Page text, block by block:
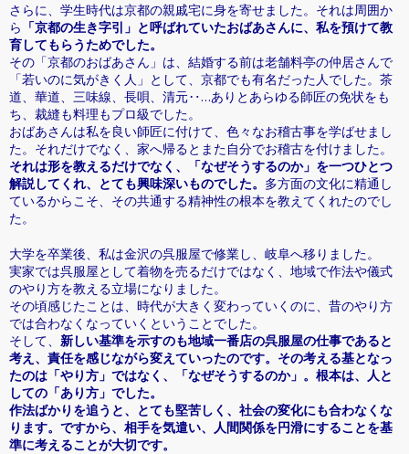
さらに、学生時代は京都の親戚宅に身を寄せました。それは周囲か
ら 「京都の生き字引」と呼ばれていたおばあさんに、私を預けて教
育してもらうためでした。
その「京都のおばあさん」は、結婚する前は老舗料亭の仲居さんで
「若いのに気がきく人」として、京都でも有名だった人でした。茶
道、華道、三味線、長唄、清元‥…ありとあらゆる師匠の免状をも
ち、裁縫も料理もプロ級でした。
おばあさんは私を良い師匠に付けて、色々なお稽古事を学ばせまし
た。それだけでなく、家へ帰るとまた自分でお稽古を付けました。
それは形を教えるだけでなく、「なぜそうするのか」を一つひとつ
解説してくれ、とても興味深いものでした。 多方面の文化に精通し
ているからこそ、その共通する精神性の根本を教えてくれたのでし
た。
大学を卒業後、私は金沢の呉服屋で修業し、岐阜へ移りました。
実家では呉服屋として着物を売るだけではなく、地域で作法や儀式
のやり方を教える立場になりました。
その頃感じたことは、時代が大きく変わっていくのに、昔のやり方
では合わなくなっていくということでした。
そして、 新しい基準を示すのも地域一番店の呉服屋の仕事であると
考え、責任を感じながら変えていったのです。その考える基となっ
たのは「やり方」ではなく、「なぜそうするのか」。根本は、人と
しての「あり方」でした。
作法ばかりを追うと、とても堅苦しく、社会の変化にも合わなくな
ります。ですから、相手を気遣い、人間関係を円滑にすることを基
準に考えることが大切です。